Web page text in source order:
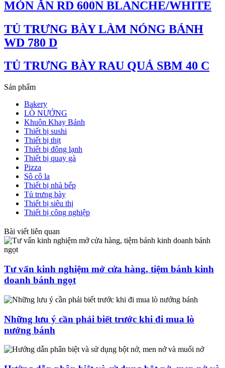
MÓN ĂN RD 600N BLANCHE/WHITE
TỦ TRƯNG BÀY LÀM NÓNG BÁNH
WD 780 D
TỦ TRƯNG BÀY RAU QUẢ SBM 40 C
Sản phẩm
Bakery
LÒ NƯỚNG
Khuôn Khay Bánh
Thiết bị sushi
Thiết bị thịt
Thiết bị đông lạnh
Thiết bị quay gà
Pizza
Sô cô la
Thiết bị nhà bếp
Tủ trưng bày
Thiết bị siêu thị
Thiết bị công nghiệp
Bài viết liên quan
Tư vấn kinh nghiệm mở cửa hàng, tiệm bánh kinh
doanh bánh ngọt
Những lưu ý cần phải biết trước khi đi mua lò
nướng bánh